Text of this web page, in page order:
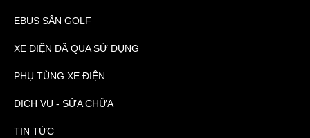
EBUS SÂN GOLF
XE ĐIỆN ĐÃ QUA SỬ DỤNG
PHỤ TÙNG XE ĐIỆN
DỊCH VỤ - SỬA CHỮA
TIN TỨC